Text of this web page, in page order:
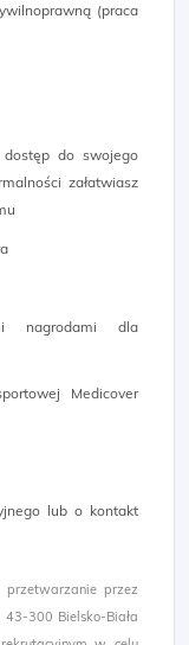
(praca
dostęp do swojego
załatwiasz
nagrodami dla
Medicover
lub o kontakt
przetwarzanie przez
300 Bielsko-Biała